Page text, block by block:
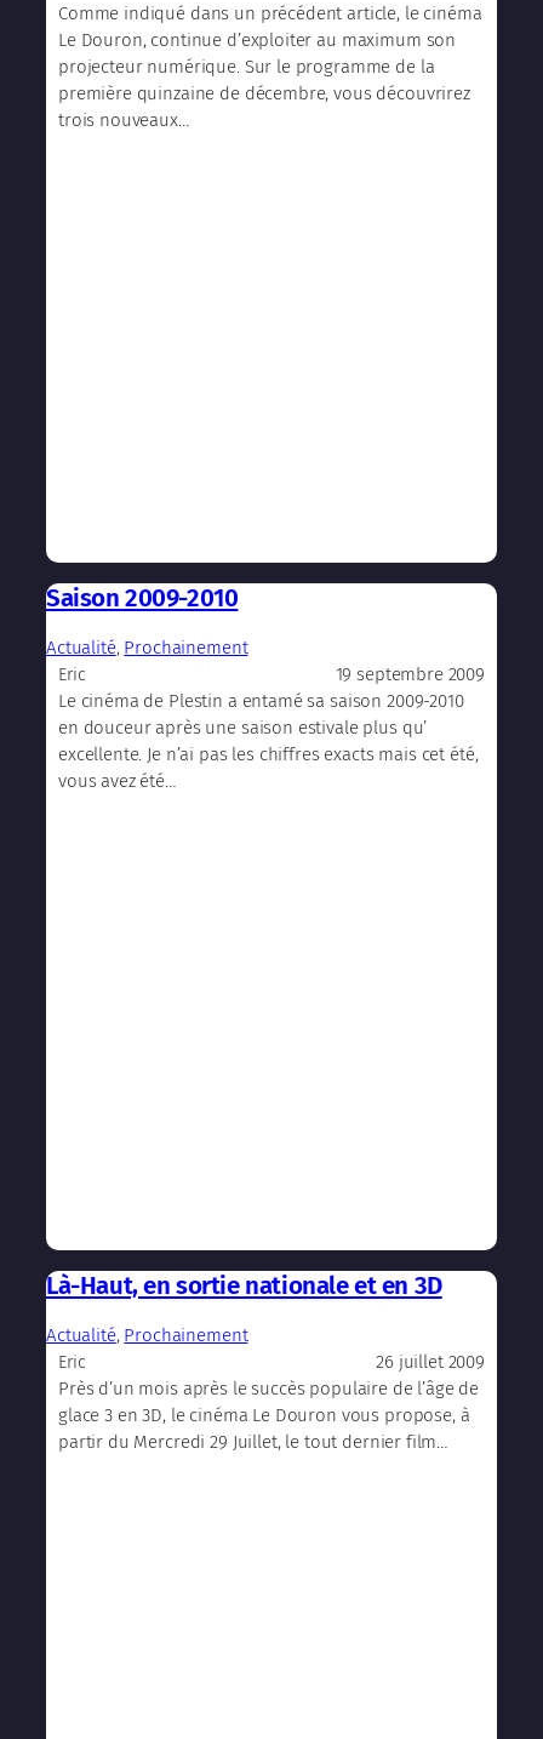
Comme indiqué dans un précédent article, le cinéma
Le Douron, continue d’exploiter au maximum son
projecteur numérique. Sur le programme de la
première quinzaine de décembre, vous découvrirez
trois nouveaux…
Saison 2009-2010
Actualité, Prochainement
Eric
19 septembre 2009
Le cinéma de Plestin a entamé sa saison 2009-2010
en douceur après une saison estivale plus qu’
excellente. Je n’ai pas les chiffres exacts mais cet été,
vous avez été…
Là-Haut, en sortie nationale et en 3D
Actualité, Prochainement
Eric
26 juillet 2009
Près d’un mois après le succès populaire de l’âge de
glace 3 en 3D, le cinéma Le Douron vous propose, à
partir du Mercredi 29 Juillet, le tout dernier film…